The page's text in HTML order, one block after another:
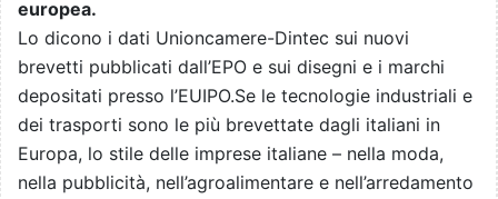
europea.
Lo dicono i dati Unioncamere-Dintec sui nuovi
brevetti pubblicati dall’EPO e sui disegni e i marchi
depositati presso l’EUIPO.Se le tecnologie industriali e
dei trasporti sono le più brevettate dagli italiani in
Europa, lo stile delle imprese italiane – nella moda,
nella pubblicità, nell’agroalimentare e nell’arredamento